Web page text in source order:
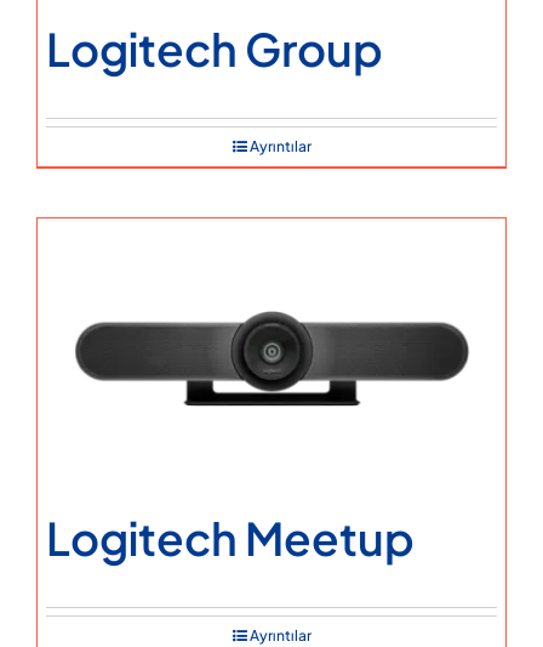
Logitech Group
Ayrıntılar
Logitech Meetup
Ayrıntılar